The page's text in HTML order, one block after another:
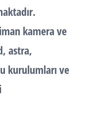
kamera ve
astra,
kurulumları ve